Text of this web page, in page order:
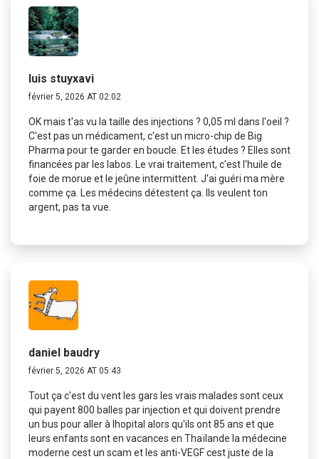
luis stuyxavi
février 5, 2026 AT 02:02
OK mais t'as vu la taille des injections ? 0,05 ml dans l'oeil ?
C'est pas un médicament, c'est un micro-chip de Big
Pharma pour te garder en boucle. Et les études ? Elles sont
financées par les labos. Le vrai traitement, c'est l'huile de
foie de morue et le jeûne intermittent. J'ai guéri ma mère
comme ça. Les médecins détestent ça. Ils veulent ton
argent, pas ta vue.
daniel baudry
février 5, 2026 AT 05:43
Tout ça c'est du vent les gars les vrais malades sont ceux
qui payent 800 balles par injection et qui doivent prendre
un bus pour aller à lhopital alors qu'ils ont 85 ans et que
leurs enfants sont en vacances en Thaïlande la médecine
moderne cest un scam et les anti-VEGF cest juste de la